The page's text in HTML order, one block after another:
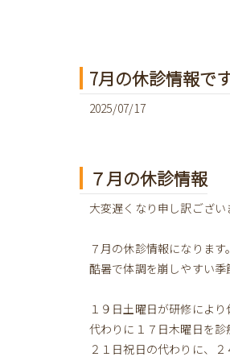
7月の休診情報で
2025/07/17
７月の休診情報
大変遅くなり申し訳ござい
７月の休診情報になります。
酷暑で体調を崩しやすい季
１９日土曜日が研修により
代わりに１７日木曜日を診
２１日祝日の代わりに、